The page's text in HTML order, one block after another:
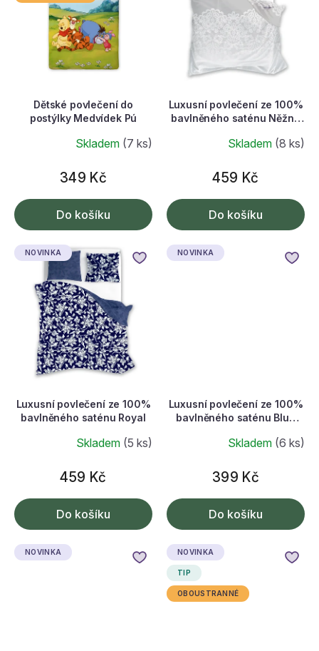
Dětské povlečení do
postýlky Medvídek Pú
Skladem (7 ks)
349 Kč
Do košíku
Luxusní povlečení ze 100%
bavlněného saténu Něžná
Skladem (8 ks)
459 Kč
Do košíku
NOVINKA
Luxusní povlečení ze 100%
bavlněného saténu Royal
Skladem (5 ks)
459 Kč
Do košíku
NOVINKA
Luxusní povlečení ze 100%
bavlněného saténu Blue
Skladem (6 ks)
399 Kč
Do košíku
NOVINKA NOVINKA
TIP
OBOUSTRANNÉ